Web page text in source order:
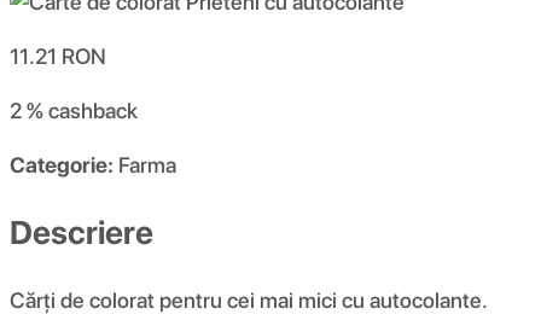
11.21 RON
2 %cashback
Categorie: Farma
Descriere
Cărți de colorat pentru cei mai mici cu autocolante.